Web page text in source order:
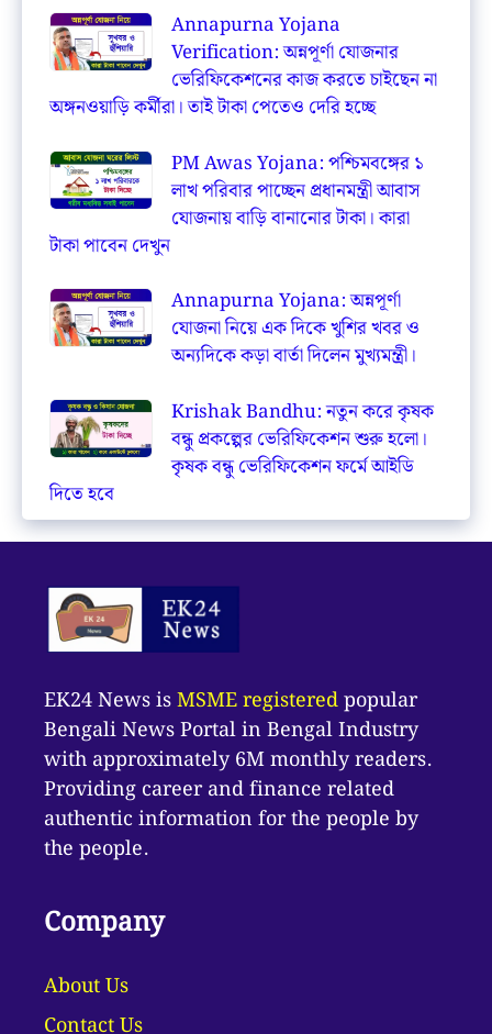
Annapurna Yojana
Verification: অন্নপূর্ণা যোজনার
ভেরিফিকেশনের কাজ করতে চাইছেন না
অঙ্গনওয়াড়ি কর্মীরা। তাই টাকা পেতেও দেরি হচ্ছে
PM Awas Yojana: পশ্চিমবঙ্গের ১
লাখ পরিবার পাচ্ছেন প্রধানমন্ত্রী আবাস
যোজনায় বাড়ি বানানোর টাকা। কারা
টাকা পাবেন দেখুন
Annapurna Yojana: অন্নপূর্ণা
যোজনা নিয়ে এক দিকে খুশির খবর ও
অন্যদিকে কড়া বার্তা দিলেন মুখ্যমন্ত্রী।
Krishak Bandhu: নতুন করে কৃষক
বন্ধু প্রকল্পের ভেরিফিকেশন শুরু হলো।
কৃষক বন্ধু ভেরিফিকেশন ফর্মে আইডি
দিতে হবে
EK24 News isMSME registeredpopular
Bengali News Portal in Bengal Industry
with approximately 6M monthly readers.
Providing career and finance related
authentic information for the people by
the people.
Company
About Us
Contact Us